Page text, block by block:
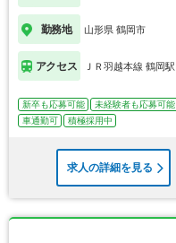
勤務地 山形県 鶴岡市
アクセス ＪＲ羽越本線 鶴岡駅
新卒も応募可能 未経験者も応募可能
車通勤可
積極採用中
求人の詳細を見る